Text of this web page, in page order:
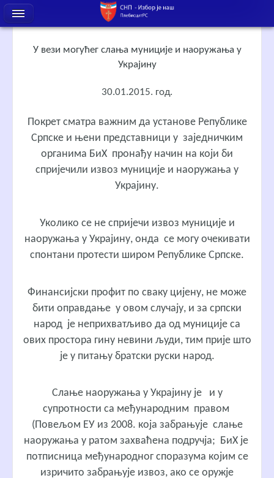
У вези могућег слања муниције и наоружања у
Украјину
30.01.2015. год.
Покрет сматра важним да установе Републике
Српске и њени представници у заједничким
органима БиХ пронађу начин на који би
спријечили извоз муниције и наоружања у
Украјину.
Уколико се не спријечи извоз муниције и
наоружања у Украјину, онда се могу очекивати
спонтани протести широм Републике Српске.
Финансијски профит по сваку цијену, не може
бити оправдање у овом случају, и за српски
народ је неприхватљиво да од муниције са
ових простора гину невини људи, тим прије што
је у питању братски руски народ.
Слање наоружања у Украјину је и у
супротности са међународним правом
(Повељом ЕУ из 2008. која забрањује слање
наоружања у ратом захваћена подручја; БиХ је
потписница међународног споразума којим се
изричито забрањује извоз, ако се оружје